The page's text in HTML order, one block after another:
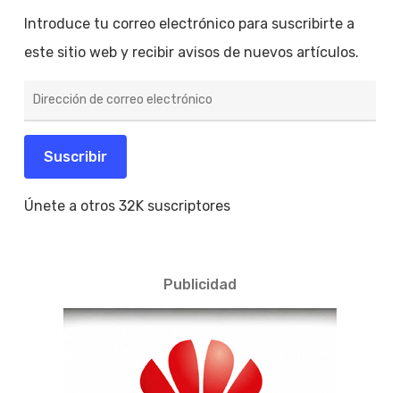
Introduce tu correo electrónico para suscribirte a
este sitio web y recibir avisos de nuevos artículos.
de
electrónico
Suscribir
Únete a otros 32K suscriptores
Publicidad